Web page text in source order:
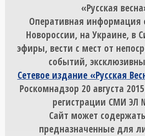
«Русская
Оперативная информация
Новороссии, на Украине,
эфиры, вести с мест от
событий,
Сетевое издание «Русская
Роскомнадзор 20 августа
регистрации СМИ ЭЛ
Сайт может
предназначенные для